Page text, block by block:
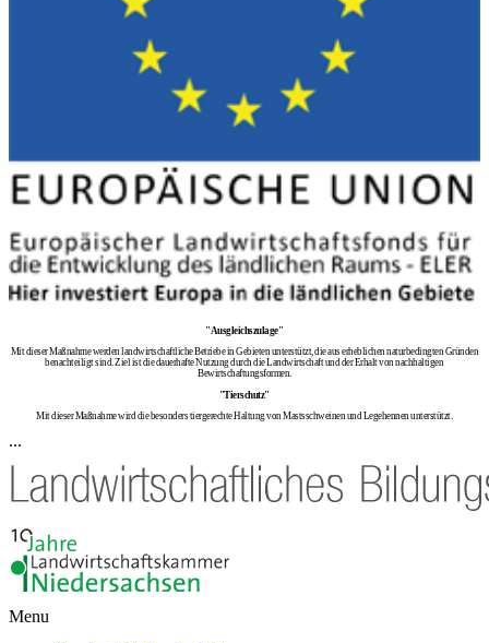
"Ausgleichszulage"
Mit dieser Maßnahme werden landwirtschaftliche Betriebe in Gebieten unterstützt, die aus erheblichen naturbedingten Gründen
benachteiligt sind. Ziel ist die dauerhafte Nutzung durch die Landwirtschaft und der Erhalt von nachhaltigen
Bewirtschaftungsformen.
"Tierschutz"
Mit dieser Maßnahme wird die besonders tiergerechte Haltung von Mastsschweinen und Legehennen unterstützt.
...
Menu